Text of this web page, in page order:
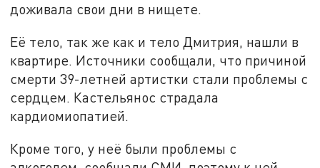
доживала свои дни в нищете.
Её тело, так же как и тело Дмитрия, нашли в
квартире. Источники сообщали, что причиной
смерти 39-летней артистки стали проблемы с
сердцем. Кастельянос страдала
кардиомиопатией.
Кроме того, у неё были проблемы с